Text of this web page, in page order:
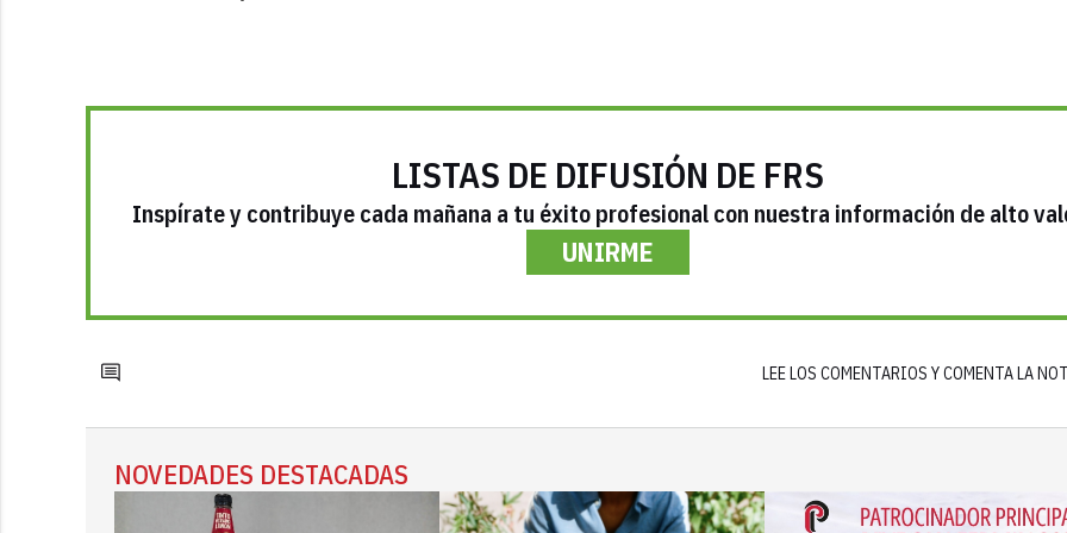
LISTAS DE DIFUSIÓN DE FRS
Inspírate y contribuye cada mañana a tu éxito profesional con nuestra información de alto
UNIRME
LEE LOS COMENTARIOS Y COMENTA LA
NOVEDADES DESTACADAS